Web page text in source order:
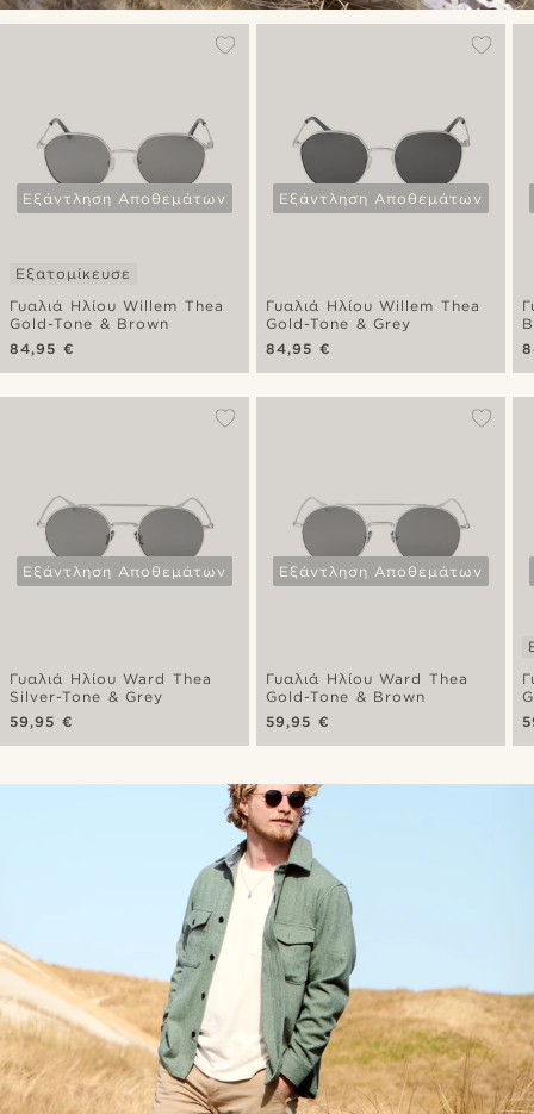
Εξάντληση Αποθεμάτων
Γυαλιά Ηλίου Willem Thea
Gold-Tone & Brown
Εξατομίκευσε
84,95 €
Εξάντληση Αποθεμάτων
Γυαλιά Ηλίου Willem Thea
Gold-Tone & Grey
84,95 €
Εξάντληση Αποθεμάτων
Γυαλιά Ηλίου Ward Thea
Silver-Tone & Grey
59,95 €
Εξάντληση Αποθεμάτων
Γυαλιά Ηλίου Ward Thea
Gold-Tone & Brown
59,95 €